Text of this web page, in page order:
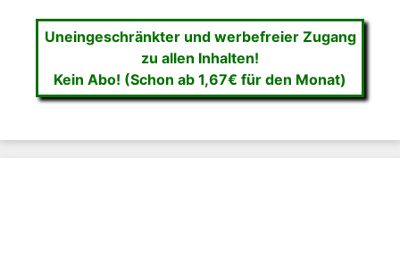
Uneingeschränkter und werbefreier Zugang
zu allen Inhalten!
Kein Abo! (Schon ab 1,67€ für den Monat)